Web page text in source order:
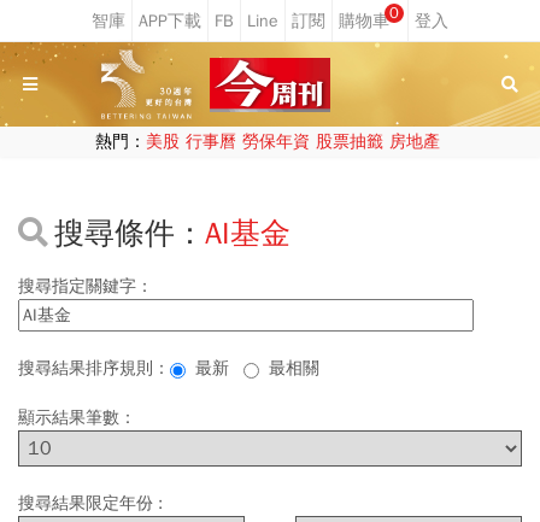
0
熱門： 美股 行事曆 勞保年資 股票抽籤 房地產
搜尋條件： AI基金
搜尋指定關鍵字：
搜尋結果排序規則： 最新 最相關
顯示結果筆數：
搜尋結果限定年份 :